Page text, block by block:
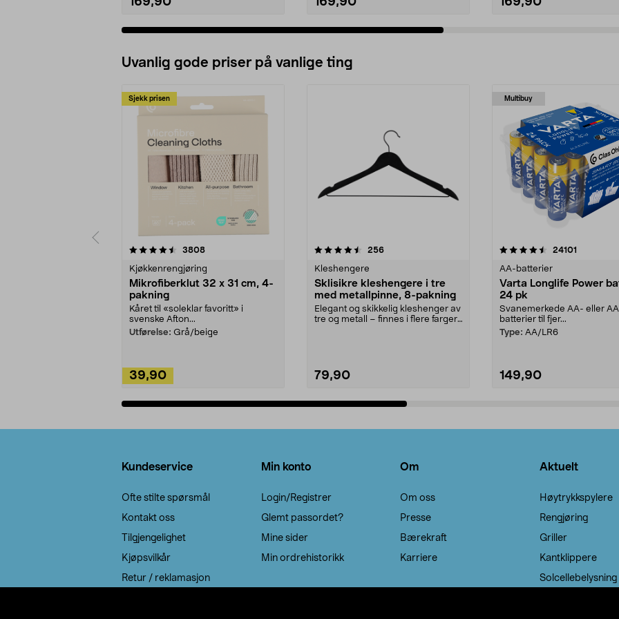
Uvanlig gode priser på vanlige ting
Sjekk prisen
3808anmeldelser
Kjøkkenrengjøring
Mikrofiberklut 32 x 31 cm, 4-
pakning
Kåret til «soleklar favoritt» i
svenske Afton...
Utførelse: Grå/beige
39,90
4.5av 5 stjerner 256anmeldelser
Kleshengere
Sklisikre kleshengere i tre
med metallpinne, 8-pakning
Elegant og skikkelig kleshenger av
tre og metall – finnes i flere farger.
79,90
Multibuy
4.5av 5 stjerner 24101
AA-batterier
Varta Longlife Power
24 pk
Svanemerkede AA- eller
batterier til fjer...
Type: AA/LR6
149,90
4.5av 5 stjerner
Kundeservice
Ofte stilte spørsmål
Kontakt oss
Tilgjengelighet
Kjøpsvilkår
Retur / reklamasjon
Min konto
Login/Registrer
Glemt passordet?
Mine sider
Min ordrehistorikk
Om
Om oss
Presse
Bærekraft
Karriere
Aktuelt
Høytrykkspylere
Rengjøring
Griller
Kantklippere
Solcellebelysning